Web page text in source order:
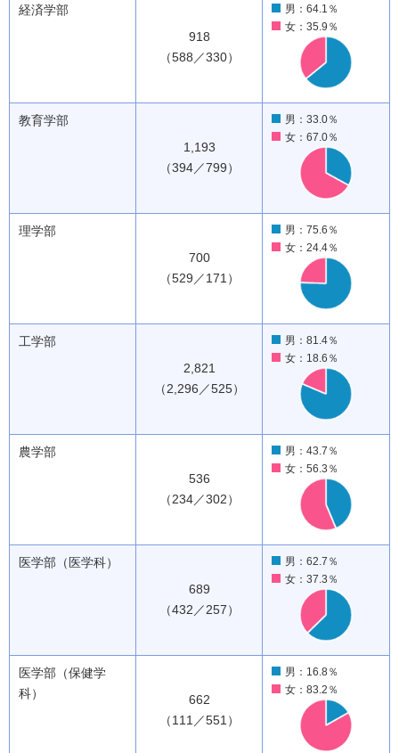
経済学部
918
（588／330）
男：64.1％
女：35.9％
教育学部
1,193
（394／799）
男：33.0％
女：67.0％
理学部
700
（529／171）
男：75.6％
女：24.4％
工学部
2,821
（2,296／525）
男：81.4％
女：18.6％
農学部
536
（234／302）
男：43.7％
女：56.3％
医学部（医学科）
689
（432／257）
男：62.7％
女：37.3％
医学部（保健学
科）
662
（111／551）
男：16.8％
女：83.2％